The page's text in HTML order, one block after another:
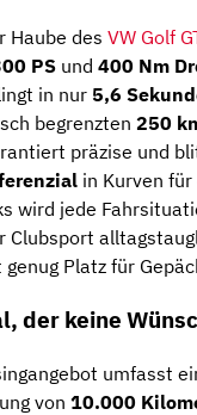
Haube des VW Golf
PS und 400 Nm
in nur 5,6
begrenzten 250
präzise und
in Kurven
wird jede
Clubsport
genug Platz für
der keine
umfasst
von 10.000